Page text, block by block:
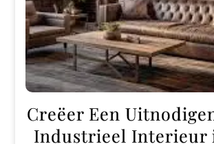
Creëer Een
Industrieel Interieur